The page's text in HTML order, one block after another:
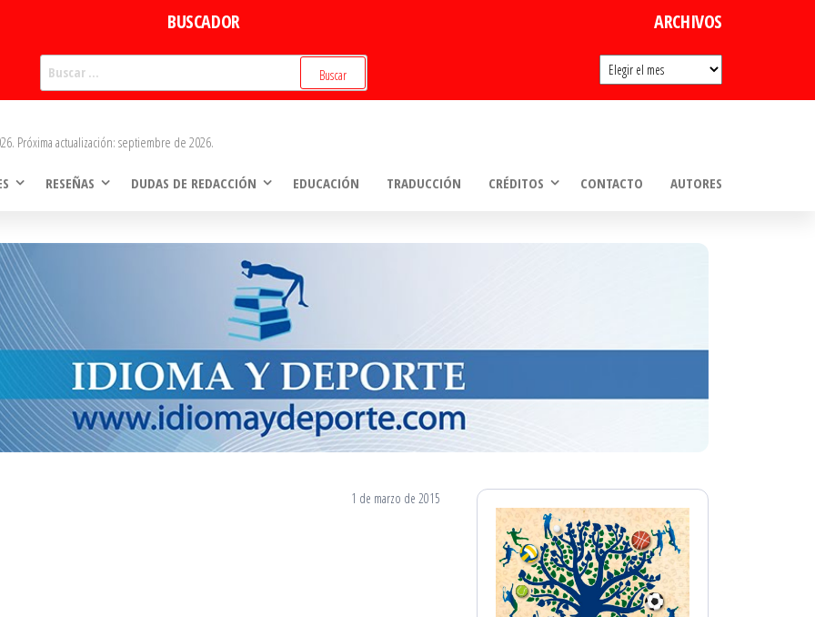
BUSCADOR ARCHIVOS
Archivos
Próxima actualización: septiembre de 2026.
RESEÑAS DUDAS DE REDACCIÓN EDUCACIÓN TRADUCCIÓN CRÉDITOS CONTACTO AUTORES
1 de marzo de 2015